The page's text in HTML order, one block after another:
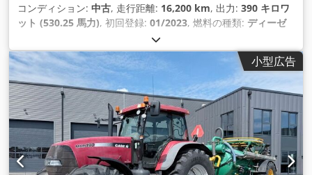
コンディション: 中古, 走行距離: 16,200 km, 出力: 390 キロワ
ット (530.25 馬力), 初回登録: 01/2023, 燃料の種類: ディーゼ
32,000 kg（キログラム）
青, 変速方式:オートマチック, 排出クラス:ユーロ6, 積載スペー
ス容量:12 m³, 装備:ABS（アンチロック・ブレーキ・システ
ム）, エアコン, ナビゲーションシステム, パーキングヒーター
小型広告